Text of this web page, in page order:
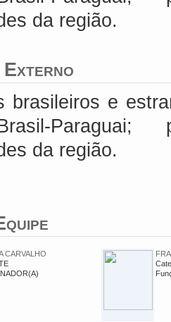
da região.
brasileiros e
Brasil-
da região.
CARVALHO